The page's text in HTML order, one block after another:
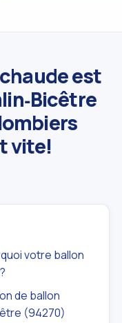
est
vite!
votre ballon
de ballon
(94270)